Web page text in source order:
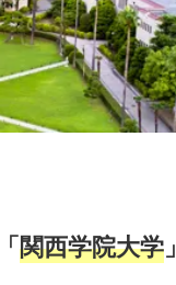
「関西学院大学」